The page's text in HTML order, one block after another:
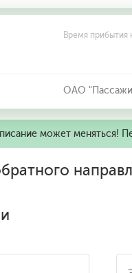
Время прибытия
ОАО
может меняться!